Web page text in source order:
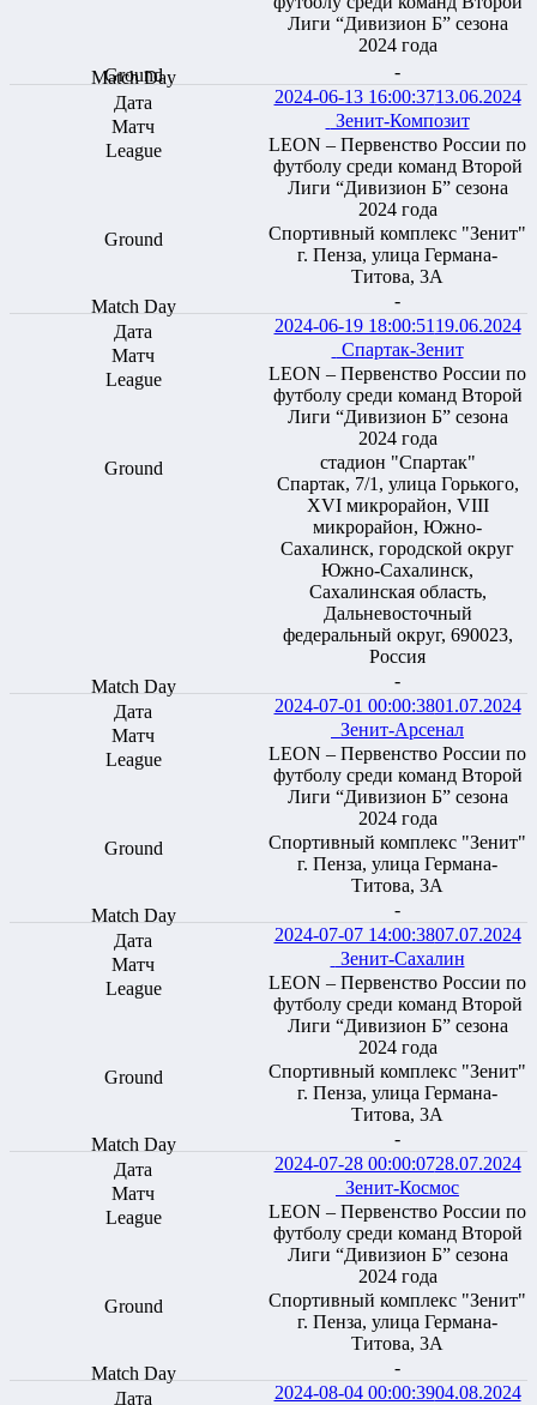
Лиги “Дивизион Б” сезона
2024 года
-
2024-06-13 16:00:3713.06.2024
Зенит-Композит
LEON – Первенство России по
футболу среди команд Второй
Лиги “Дивизион Б” сезона
2024 года
Спортивный комплекс "Зенит"
г. Пенза, улица Германа-
Титова, 3А
-
2024-06-19 18:00:51 19.06.2024
Спартак-Зенит
LEON – Первенство России по
футболу среди команд Второй
Лиги “Дивизион Б” сезона
2024 года
стадион "Спартак"
Спартак, 7/1, улица Горького,
XVI микрорайон, VIII
микрорайон, Южно-
Сахалинск, городской округ
Южно-Сахалинск,
Сахалинская область,
Дальневосточный
федеральный округ, 690023,
Россия
-
2024-07-01 00:00:3801.07.2024
Зенит-Арсенал
LEON – Первенство России по
футболу среди команд Второй
Лиги “Дивизион Б” сезона
2024 года
Спортивный комплекс "Зенит"
г. Пенза, улица Германа-
Титова, 3А
-
2024-07-07 14:00:3807.07.2024
Зенит-Сахалин
LEON – Первенство России по
футболу среди команд Второй
Лиги “Дивизион Б” сезона
2024 года
Спортивный комплекс "Зенит"
г. Пенза, улица Германа-
Титова, 3А
-
2024-07-28 00:00:0728.07.2024
Зенит-Космос
LEON – Первенство России по
футболу среди команд Второй
Лиги “Дивизион Б” сезона
2024 года
Спортивный комплекс "Зенит"
г. Пенза, улица Германа-
Титова, 3А
-
2024-08-04 00:00:3904.08.2024